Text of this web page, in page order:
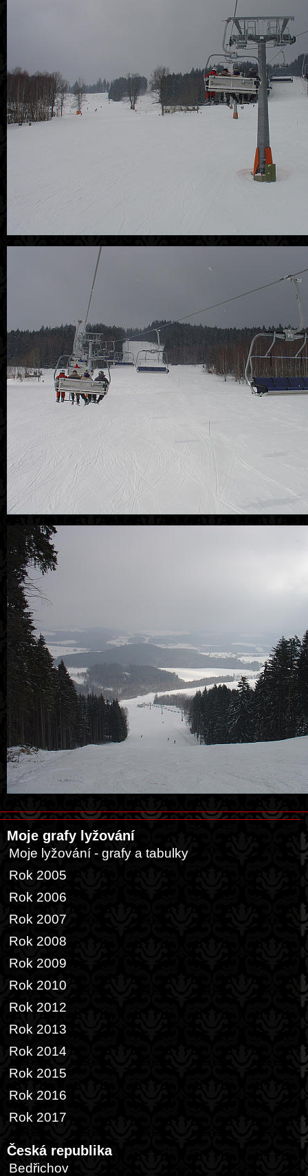
Moje grafy lyžování
Moje lyžování - grafy a tabulky
Rok 2005
Rok 2006
Rok 2007
Rok 2008
Rok 2009
Rok 2010
Rok 2012
Rok 2013
Rok 2014
Rok 2015
Rok 2016
Rok 2017
Česká republika
Bedřichov